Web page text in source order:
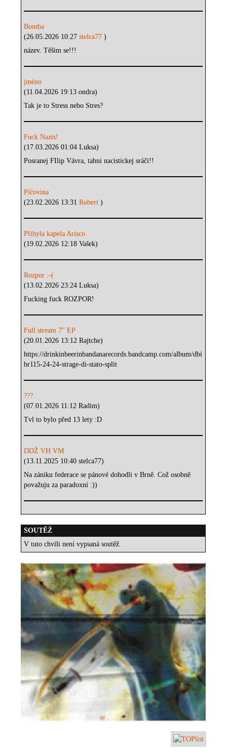
Bomba
(26.05.2026 10:27stelca77)
název. Těšim se!!!
jméno
(11.04.2026 19:13 ondra)
Tak je to Stress nebo Stres?
Fuck Nazis!
(17.03.2026 01:04 Luksa)
Posranej FIlip Vávra, tahni nacistickej sráči!!
Píčovina
(23.02.2026 13:31Robert)
Přibyla kapela Arisco
(19.02.2026 12:18 Vašek)
Rozpor :-(
(13.02.2026 23:24 Luksa)
Fucking fuck ROZPOR!
Full stream 7" EP
(20.01.2026 13:12 Rajtche)
https://drinkinbeerinbandanarecords.bandcamp.com/album/dbi
br115-24-24-strage-di-stato-split
???
(07.01.2026 11:12 Radim)
Tvl to bylo před 13 lety :D
DDŽ VH VM
(13.11.2025 10:40 stelca77)
Na zániku federace se pánové dohodli v Brně. Což osobně
považuju za paradoxní :))
SOUTĚŽ
V tuto chvíli není vypsaná soutěž.